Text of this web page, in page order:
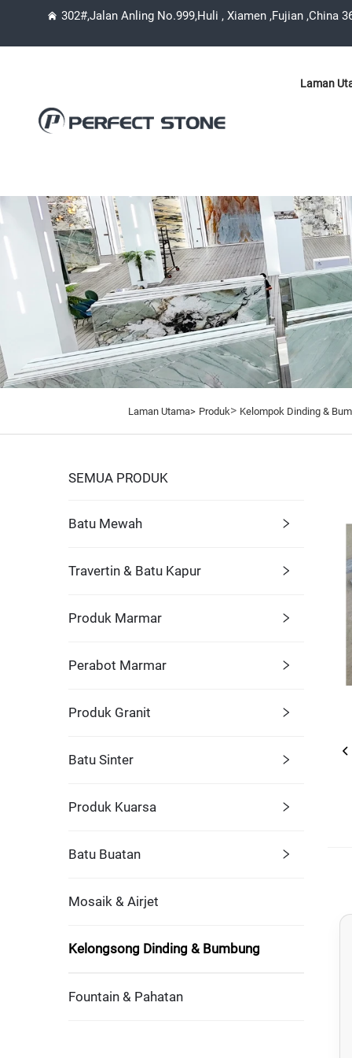
302#,Jalan Anling No.999,Huli , Xiamen ,Fujian ,China
Laman
Laman Utama> Produk> Kelompok Dinding &
SEMUA PRODUK
Batu Mewah
Travertin & Batu Kapur
Produk Marmar
Perabot Marmar
Produk Granit
Batu Sinter
Produk Kuarsa
Batu Buatan
Mosaik & Airjet
Kelongsong Dinding & Bumbung
Fountain & Pahatan